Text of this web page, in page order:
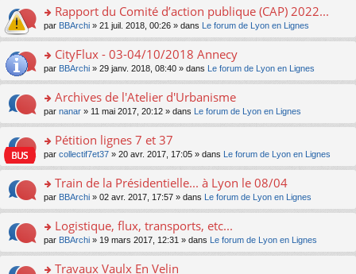
c
e
nt
pl
u
s
c
e
nt
o
lu
pl
u
s
c
e
nt
g
e
n
n
lu
le
pl
u
c
e
nt
m
e
a
g
e
n
n
le
pl
u
ré
c
e
nt
ult
er
le
m
e
a
g
e
n
n
le
pl
u
ré
c
e
nt
o
n
ult
er
le
m
e
a
g
e
n
n
le
pl
u
Rapport du Comité d’action publique (CAP) 2022...
par BBArchi » 21 juil. 2018, 00:26 » dans Le forum de Lyon en Lignes
o
n
ult
er
le
m
e
a
g
e
n
n
le
CityFlux - 03-04/10/2018 Annecy
par BBArchi » 29 janv. 2018, 08:40 » dans Le forum de Lyon en Lignes
o
n
ult
er
le
m
e
a
g
e
n
Archives de l'Atelier d'Urbanisme
par nanar » 11 mai 2017, 20:12 » dans Le forum de Lyon en Lignes
o
n
ult
er
le
m
e
Pétition lignes 7 et 37
par collectif7et37 » 20 avr. 2017, 17:05 » dans Le forum de Lyon en Lignes
o
n
ult
er
le
m
Train de la Présidentielle... à Lyon le 08/04
par BBArchi » 02 avr. 2017, 17:57 » dans Le forum de Lyon en Lignes
o
n
Logistique, flux, transports, etc...
par BBArchi » 19 mars 2017, 12:31 » dans Le forum de Lyon en Lignes
Travaux Vaulx En Velin